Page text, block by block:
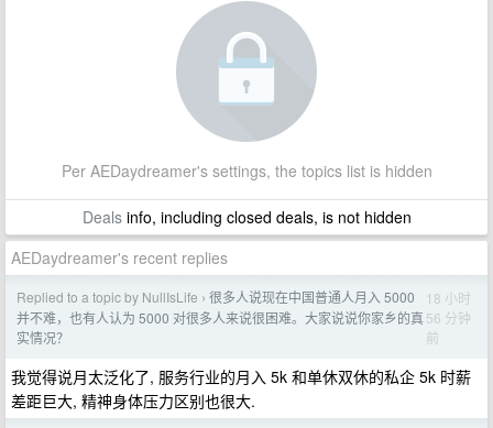
Per AEDaydreamer's settings, the topics list is hidden
Dealsinfo, including closed deals, is not hidden
AEDaydreamer's recent replies
Replied to a topic by NullIsLife › 很多人说现在中国普通人月入 5000
并不难，也有人认为 5000 对很多人来说很困难。大家说说你家乡的真
实情况？
18 小时
56 分钟
前
我觉得说月太泛化了, 服务行业的月入 5k 和单休双休的私企 5k 时薪
差距巨大, 精神身体压力区别也很大.